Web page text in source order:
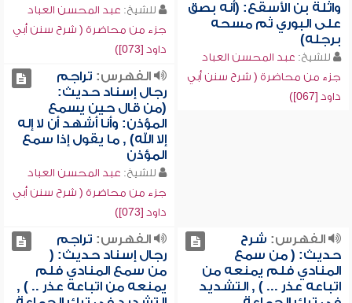
واثلة بن الأسقع: (أنه بصق
على البوري ثم مسحه
برجله)
للشيخ: عبد المحسن العباد
جزء من محاضرة ( شرح سنن أبي
داود [067])
للشيخ: عبد المحسن العباد
جزء من محاضرة ( شرح سنن أبي
داود [073])
الفهرس: تراجم
رجال إسناد حديث:
(من قال حين يسمع
المؤذن: وأنا أشهد أن لا إله
إلا الله) , ما يقول إذا سمع
المؤذن
للشيخ: عبد المحسن العباد
جزء من محاضرة ( شرح سنن أبي
داود [073])
الفهرس: شرح
حديث: ( من سمع
المنادي فلم يمنعه من
اتباعه عذر ... ) , التشديد
الفهرس: تراجم
رجال إسناد حديث: (
من سمع المنادي فلم
يمنعه من اتباعه عذر .. ) ,